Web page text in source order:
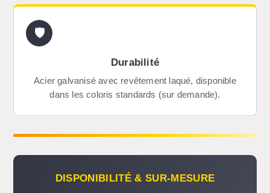
🛡
Durabilité
Acier galvanisé avec revêtement laqué, disponible
dans les coloris standards (sur demande).
DISPONIBILITÉ & SUR-MESURE